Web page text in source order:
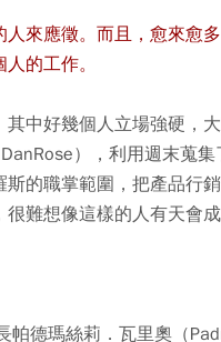
來應徵。而且，愈來愈
的工作。
中好幾個人立場強硬，
），利用週末蒐
的職掌範圍，把產品行
難想像這樣的人有天會成
帕德瑪絲莉．瓦里奧（